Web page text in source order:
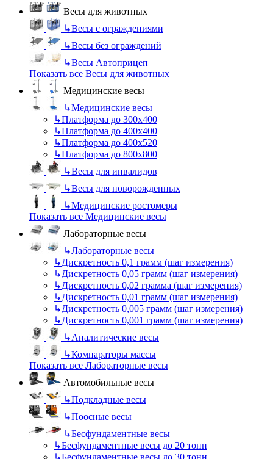
Весы для животных
↳Весы с ограждениями
↳Весы без ограждений
↳Весы Автоприцеп
Показать все Весы для животных
Медицинские весы
↳Медицинские весы
↳Платформа до 300х400
↳Платформа до 400х400
↳Платформа до 400х520
↳Платформа до 800х800
↳Весы для инвалидов
↳Весы для новорожденных
↳Медицинские ростомеры
Показать все Медицинские весы
Лабораторные весы
↳Лабораторные весы
↳Дискретность 0,1 грамм (шаг измерения)
↳Дискретность 0,05 грамм (шаг измерения)
↳Дискретность 0,02 грамма (шаг измерения)
↳Дискретность 0,01 грамм (шаг измерения)
↳Дискретность 0,005 грамм (шаг измерения)
↳Дискретность 0,001 грамм (шаг измерения)
↳Аналитические весы
↳Компараторы массы
Показать все Лабораторные весы
Автомобильные весы
↳Подкладные весы
↳Поосные весы
↳Бесфундаментные весы
↳Бесфундаментные весы до 20 тонн
↳Бесфундаментные весы до 30 тонн